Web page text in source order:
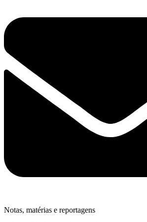
Notas, matérias e reportagens